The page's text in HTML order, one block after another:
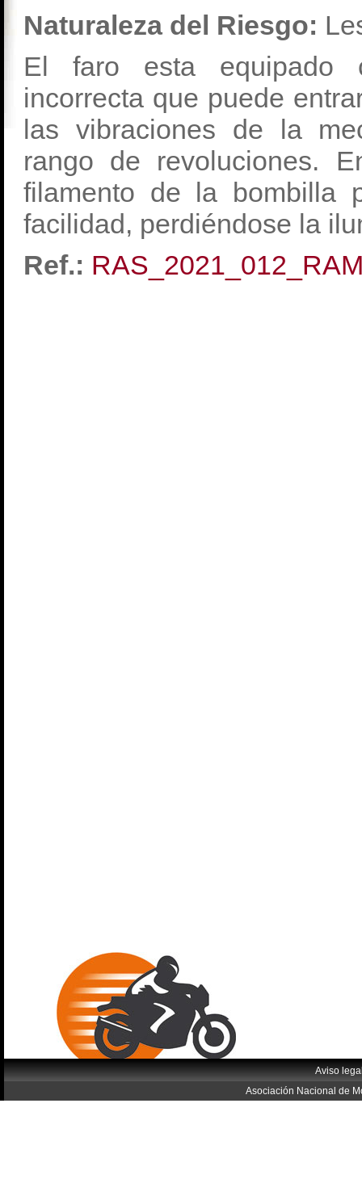
Naturaleza del Riesgo:
El faro esta equipado
incorrecta que puede
las vibraciones de la
rango de revoluciones.
filamento de la bombilla
facilidad, perdiéndose la
Ref.:
Aviso
Asociación Nacional de